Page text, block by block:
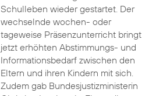
Schulleben wieder gestartet. Der
wechselnde wochen- oder
tageweise Präsenzunterricht bringt
jetzt erhöhten Abstimmungs- und
Informationsbedarf zwischen den
Eltern und ihren Kindern mit sich.
Zudem gab Bundesjustizministerin